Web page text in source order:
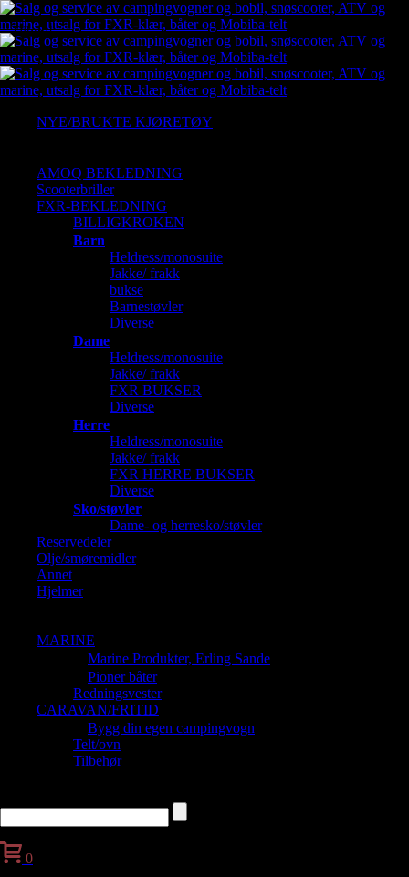
NYE/BRUKTE KJØRETØY
AMOQ BEKLEDNING
Scooterbriller
FXR-BEKLEDNING
BILLIGKROKEN
Barn
Heldress/monosuite
Jakke/ frakk
bukse
Barnestøvler
Diverse
Dame
Heldress/monosuite
Jakke/ frakk
FXR BUKSER
Diverse
Herre
Heldress/monosuite
Jakke/ frakk
FXR HERRE BUKSER
Diverse
Sko/støvler
Dame- og herresko/støvler
Reservedeler
Olje/smøremidler
Annet
Hjelmer
MARINE
Marine Produkter, Erling Sande
Pioner båter
Redningsvester
CARAVAN/FRITID
Bygg din egen campingvogn
Telt/ovn
Tilbehør
0
Tilbud!